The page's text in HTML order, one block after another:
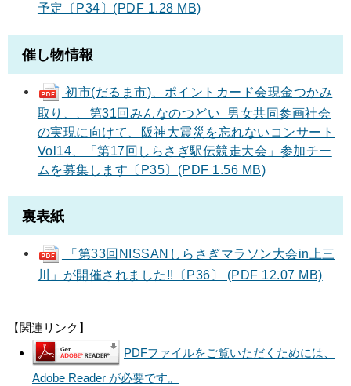
予定〔P34〕(PDF 1.28 MB)
催し物情報
初市(だるま市)、ポイントカード会現金つかみ
取り、、第31回みんなのつどい 男女共同参画社会
の実現に向けて、阪神大震災を忘れないコンサート
Vol14、「第17回しらさぎ駅伝競走大会」参加チー
ムを募集します〔P35〕(PDF 1.56 MB)
裏表紙
「第33回NISSANしらさぎマラソン大会in上三
川」が開催されました!!〔P36〕 (PDF 12.07 MB)
【関連リンク】
PDFファイルをご覧いただくためには、
Adobe Reader が必要です。